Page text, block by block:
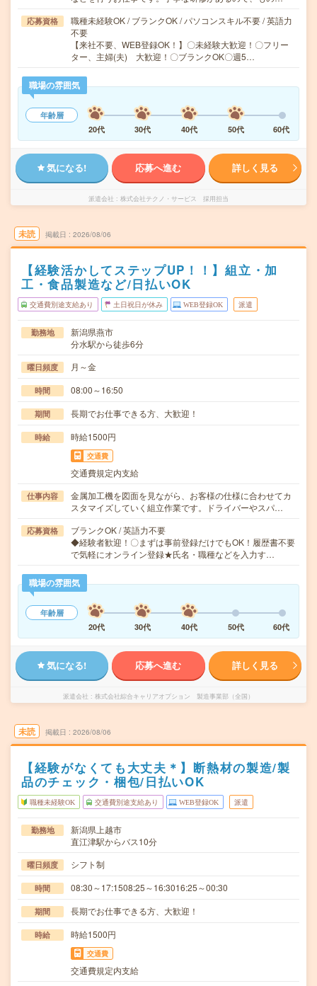
応募資格
職種未経験OK / ブランクOK / パソコンスキル不要 / 英語力
不要
【来社不要、WEB登録OK！】〇未経験大歓迎！〇フリー
ター、主婦(夫) 大歓迎！〇ブランクOK〇週5…
職場の雰囲気
年齢層
20代
30代 40代 50代 60代
気になる! 応募へ進む 詳しく見る
派遣会社 株式会社テクノ・サービス 採用担当
未読 掲載日 2026/08/06
【経験活かしてステップUP！！】組立・加
工・食品製造など/日払いOK
交通費別途支給あり 土日祝日が休み WEB登録OK 派遣
勤務地
新潟県燕市
分水駅から徒歩6分
曜日頻度 月～金
時間 08:00～16:50
期間 長期でお仕事できる方、大歓迎！
時給 時給1500円
交通費
交通費規定内支給
仕事内容
金属加工機を図面を見ながら、お客様の仕様に合わせてカ
スタマイズしていく組立作業です。ドライバーやスパ…
応募資格
ブランクOK / 英語力不要
◆経験者歓迎！〇まずは事前登録だけでもOK！履歴書不要
で気軽にオンライン登録★氏名・職種などを入力す…
職場の雰囲気
年齢層
20代
30代 40代 50代 60代
気になる! 応募へ進む 詳しく見る
派遣会社 株式会社綜合キャリアオプション 製造事業部（全国）
未読 掲載日 2026/08/06
【経験がなくても大丈夫＊】断熱材の製造/製
品のチェック・梱包/日払いOK
職種未経験OK 交通費別途支給あり WEB登録OK 派遣
勤務地
新潟県上越市
直江津駅からバス10分
曜日頻度 シフト制
時間 08:30～17:1508:25～16:3016:25～00:30
期間 長期でお仕事できる方、大歓迎！
時給 時給1500円
交通費
交通費規定内支給